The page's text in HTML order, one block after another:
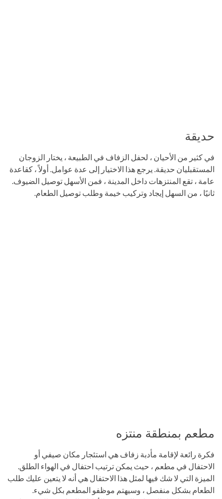
حديقة
في كثير من الأحيان ، لحفل الزفاف في الطبيعة ، يختار الزوجان
المستقبليان حديقة. يرجع هذا الاختيار إلى عدة عوامل. أولاً ، كقاعدة
عامة ، تقع المنتزهات داخل المدينة ، فمن الأسهل توصيل الضيوف.
ثانيًا ، من السهل إيجاد وتركيب خيمة وطلب توصيل الطعام.
مطعم بمنطقة منتزه
فكرة رائعة لإقامة مأدبة زفاف هي استئجار مكان صيفي أو
الاحتفال في مطعم ، حيث يمكن ترتيب احتفال في الهواء الطلق.
الميزة التي لا شك فيها لمثل هذا الاحتفال هي أنه لا يتعين عليك طلب
الطعام بشكل منفصل ، وسيهتم موظفو المطعم بكل شيء.